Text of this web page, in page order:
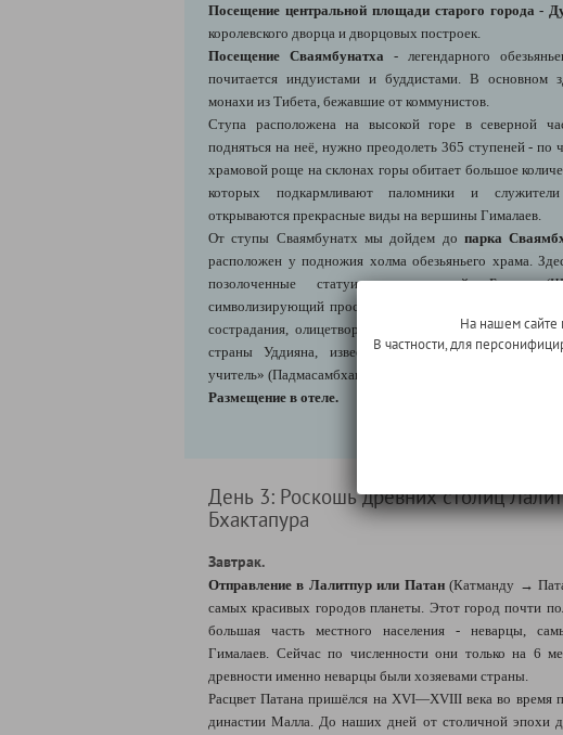
Посещение центральной площади старого города -
королевского дворца и дворцовых построек.
Посещение Сваямбунатха - легендарного
почитается индуистами и буддистами. В основном
монахи из Тибета, бежавшие от коммунистов.
Ступа расположена на высокой горе в северной
подняться на неё, нужно преодолеть 365 ступеней - по
храмовой роще на склонах горы обитает большое
которых подкармливают паломники и
открываются прекрасные виды на вершины Гималаев.
От ступы Сваямбунатх мы дойдем до парка
расположен у подножия холма обезьяньего храма.
позолоченные статуи: исторический Будда
символизирующий просветление и сострадание;
сострадания, олицетворение милосердия
страны Уддияна, известный в тибетском буддизме
учитель» (Падмасамбхава).
Размещение в отеле.
День 3: Роскошь древних столиц
Бхактапура
Завтрак.
Отправление в Лалитпур или Патан(Катманду →
самых красивых городов планеты. Этот город почти
большая часть местного населения - неварцы,
Гималаев. Сейчас по численности они только на 6
древности именно неварцы были хозяевами страны.
Расцвет Патана пришёлся на XVI—XVIII века во время
династии Малла. До наших дней от столичной эпохи
На нашем сайте
В частности, для